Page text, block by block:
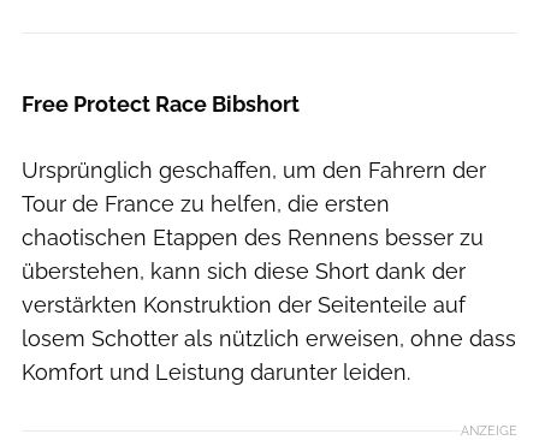
Free Protect Race Bibshort
Ursprünglich geschaffen, um den Fahrern der
Tour de France zu helfen, die ersten
chaotischen Etappen des Rennens besser zu
überstehen, kann sich diese Short dank der
verstärkten Konstruktion der Seitenteile auf
losem Schotter als nützlich erweisen, ohne dass
Komfort und Leistung darunter leiden.
ANZEIGE